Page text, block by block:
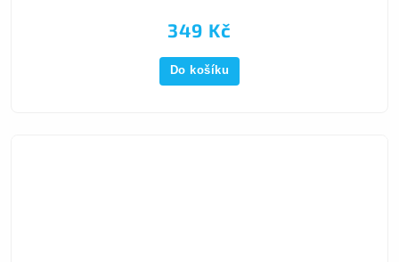
349 Kč
Do košíku